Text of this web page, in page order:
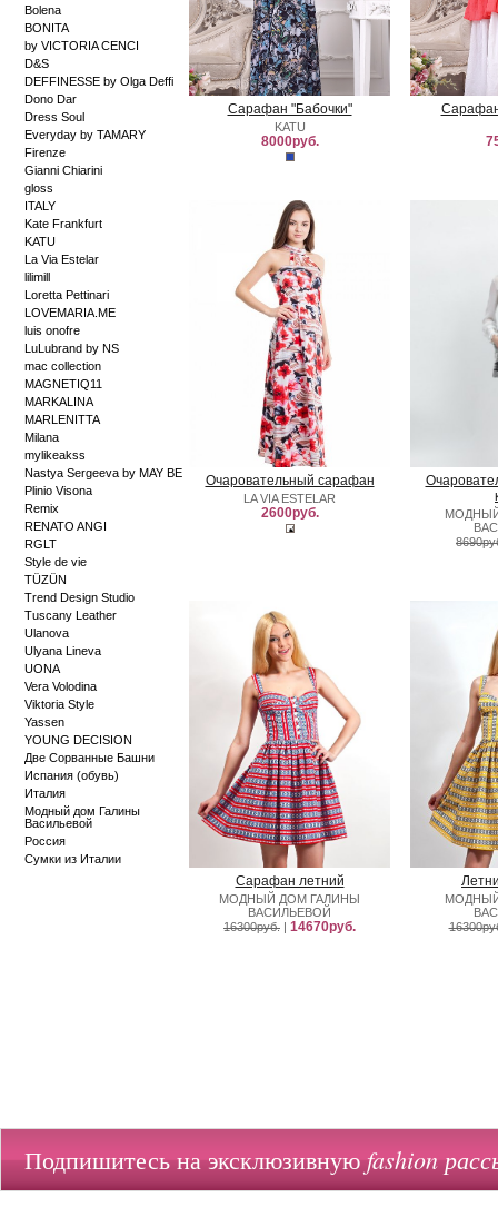
Bolena
BONITA
by VICTORIA CENCI
D&S
DEFFINESSE by Olga Deffi
Dono Dar
Dress Soul
Everyday by TAMARY
Firenze
Gianni Chiarini
gloss
ITALY
Kate Frankfurt
KATU
La Via Estelar
lilimill
Loretta Pettinari
LOVEMARIA.ME
luis onofre
LuLubrand by NS
mac collection
MAGNETIQ11
MARKALINA
MARLENITTA
Milana
mylikeakss
Nastya Sergeeva by MAY BE
Plinio Visona
Remix
RENATO ANGI
RGLT
Style de vie
TÜZÜN
Trend Design Studio
Tuscany Leather
Ulanova
Ulyana Lineva
UONA
Vera Volodina
Viktoria Style
Yassen
YOUNG DECISION
Две Сорванные Башни
Испания (обувь)
Италия
Модный дом Галины
Васильевой
Россия
Сумки из Италии
Сарафан "Бабочки"
KATU
8000руб.
Очаровательный сарафан
LA VIA ESTELAR
2600руб.
Сарафан летний
МОДНЫЙ ДОМ ГАЛИНЫ
ВАСИЛЬЕВОЙ
16300руб. | 14670руб.
Подпишитесь на эксклюзивнуюfashion